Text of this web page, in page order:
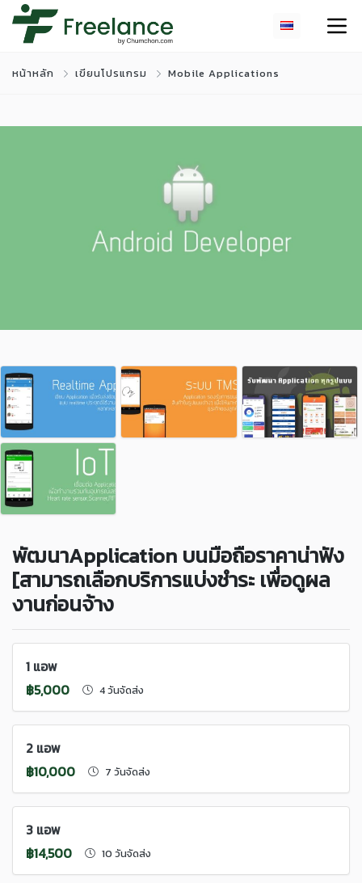
หน้าหลัก เขียนโปรแกรม Mobile Applications
พัฒนาApplication บนมือถือราคาน่าฟัง
[สามารถเลือกบริการแบ่งชำระ เพื่อดูผล
งานก่อนจ้าง
1 แอพ
฿5,000
4 วันจัดส่ง
2 แอพ
฿10,000
7 วันจัดส่ง
3 แอพ
฿14,500
10 วันจัดส่ง